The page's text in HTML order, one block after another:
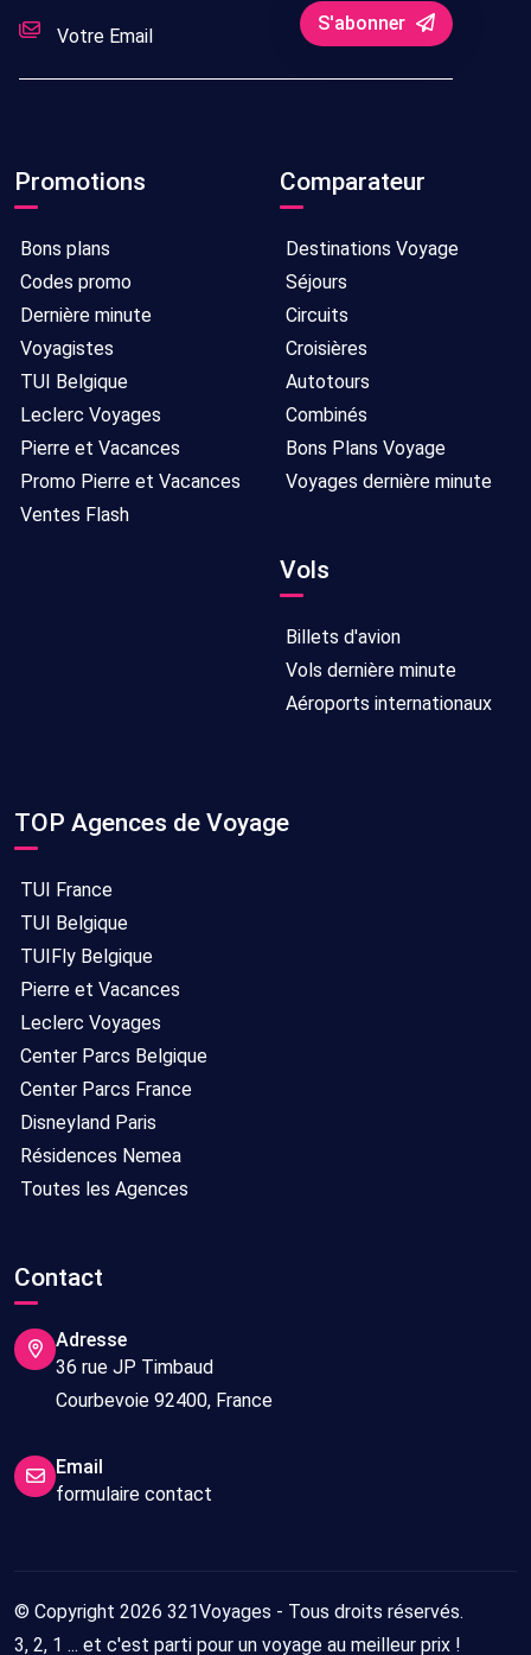
S'abonner
Promotions
Bons plans
Codes promo
Dernière minute
Voyagistes
TUI Belgique
Leclerc Voyages
Pierre et Vacances
Promo Pierre et Vacances
Ventes Flash
Comparateur
Destinations Voyage
Séjours
Circuits
Croisières
Autotours
Combinés
Bons Plans Voyage
Voyages dernière minute
Vols
Billets d'avion
Vols dernière minute
Aéroports internationaux
TOP Agences de Voyage
TUI France
TUI Belgique
TUIFly Belgique
Pierre et Vacances
Leclerc Voyages
Center Parcs Belgique
Center Parcs France
Disneyland Paris
Résidences Nemea
Toutes les Agences
Contact
Adresse
36 rue JP Timbaud
Courbevoie 92400, France
Email
formulaire contact
© Copyright 2026 321Voyages - Tous droits réservés.
3, 2, 1 ... et c'est parti pour un voyage au meilleur prix !